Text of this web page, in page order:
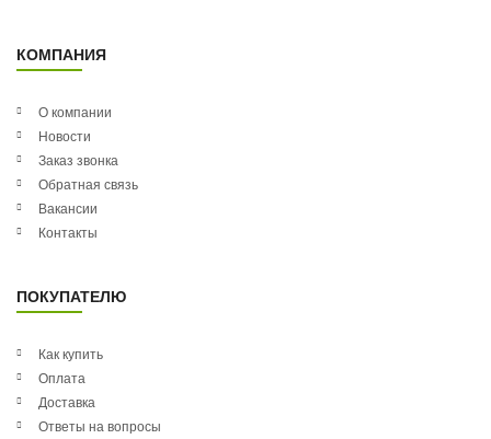
КОМПАНИЯ
О компании
Новости
Заказ звонка
Обратная связь
Вакансии
Контакты
ПОКУПАТЕЛЮ
Как купить
Оплата
Доставка
Ответы на вопросы